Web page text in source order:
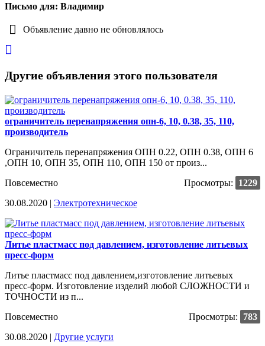
Письмо для: Владимир
Объявление давно не обновлялось
Другие объявления этого пользователя
ограничитель перенапряжения опн-6, 10, 0.38, 35, 110,
производитель
Ограничитель перенапряжения ОПН 0.22, ОПН 0.38, ОПН 6
,ОПН 10, ОПН 35, ОПН 110, ОПН 150 от произ...
Повсеместно
Просмотры:
1229
30.08.2020 | Электротехническое
Литье пластмасс под давлением, изготовление литьевых
пресс-форм
Литье пластмасс под давлением,изготовление литьевых
пресс-форм. Изготовление изделий любой СЛОЖНОСТИ и
ТОЧНОСТИ из п...
Повсеместно
Просмотры:
783
30.08.2020 | Другие услуги